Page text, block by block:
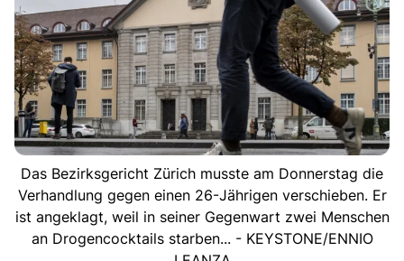
Das Bezirksgericht Zürich musste am Donnerstag die
Verhandlung gegen einen 26-Jährigen verschieben. Er
ist angeklagt, weil in seiner Gegenwart zwei Menschen
an Drogencocktails starben... - KEYSTONE/ENNIO